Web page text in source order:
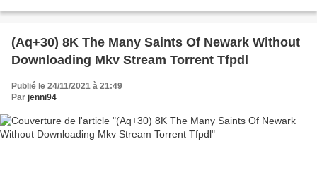
(Aq+30) 8K The Many Saints Of Newark Without
Downloading Mkv Stream Torrent Tfpdl
Publié le 24/11/2021 à 21:49
Par jenni94